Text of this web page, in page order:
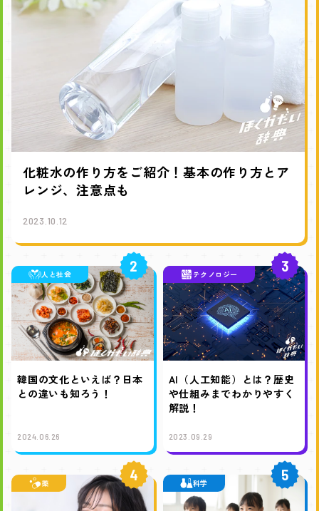
化粧水の作り方をご紹介！基本の作り方とア
レンジ、注意点も
2023.10.12
人と社会 2
韓国の文化といえば？日本
との違いも知ろう！
2024.06.26
テクノロジー 3
AI（人工知能）とは？歴史
や仕組みまでわかりやすく
解説！
2023.09.29
薬 4 科学 5